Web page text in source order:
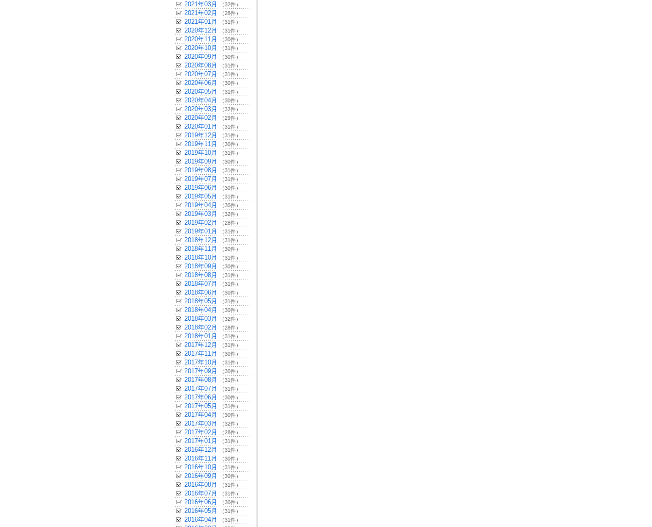
2021年03月 （32件）
2021年02月 （28件）
2021年01月 （31件）
2020年12月 （31件）
2020年11月 （30件）
2020年10月 （31件）
2020年09月 （30件）
2020年08月 （31件）
2020年07月 （31件）
2020年06月 （30件）
2020年05月 （31件）
2020年04月 （30件）
2020年03月 （32件）
2020年02月 （29件）
2020年01月 （31件）
2019年12月 （31件）
2019年11月 （30件）
2019年10月 （31件）
2019年09月 （30件）
2019年08月 （31件）
2019年07月 （31件）
2019年06月 （30件）
2019年05月 （31件）
2019年04月 （30件）
2019年03月 （32件）
2019年02月 （28件）
2019年01月 （31件）
2018年12月 （31件）
2018年11月 （30件）
2018年10月 （31件）
2018年09月 （30件）
2018年08月 （31件）
2018年07月 （31件）
2018年06月 （30件）
2018年05月 （31件）
2018年04月 （30件）
2018年03月 （32件）
2018年02月 （28件）
2018年01月 （31件）
2017年12月 （31件）
2017年11月 （30件）
2017年10月 （31件）
2017年09月 （30件）
2017年08月 （31件）
2017年07月 （31件）
2017年06月 （30件）
2017年05月 （31件）
2017年04月 （30件）
2017年03月 （32件）
2017年02月 （28件）
2017年01月 （31件）
2016年12月 （31件）
2016年11月 （30件）
2016年10月 （31件）
2016年09月 （30件）
2016年08月 （31件）
2016年07月 （31件）
2016年06月 （30件）
2016年05月 （31件）
2016年04月 （31件）